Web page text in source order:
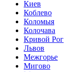
Киев
Коблево
Коломыя
Колочава
Кривой Рог
Львов
Межгорье
Мигово